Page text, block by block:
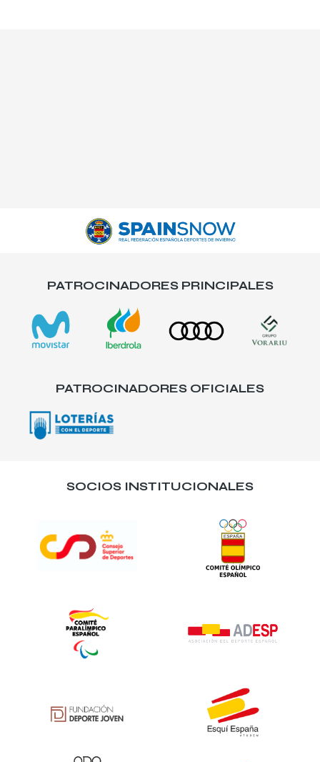
PATROCINADORES PRINCIPALES
PATROCINADORES OFICIALES
SOCIOS INSTITUCIONALES